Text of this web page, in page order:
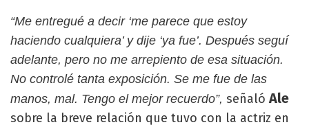
“Me entregué a decir ‘me parece que estoy
haciendo cualquiera’ y dije ‘ya fue’. Después seguí
adelante, pero no me arrepiento de esa situación.
No controlé tanta exposición. Se me fue de las
manos, mal. Tengo el mejor recuerdo”, señalóAle
sobre la breve relación que tuvo con la actriz en